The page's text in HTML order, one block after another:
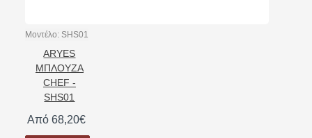
Μοντέλο: SHS01
ARYES
ΜΠΛΟΥΖΑ
CHEF -
SHS01
Από 68,20€